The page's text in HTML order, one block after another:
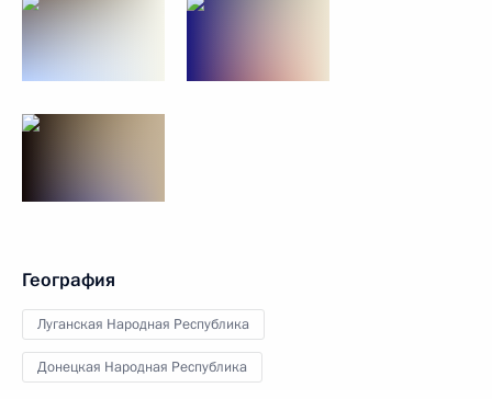
География
Луганская Народная Республика
Донецкая Народная Республика